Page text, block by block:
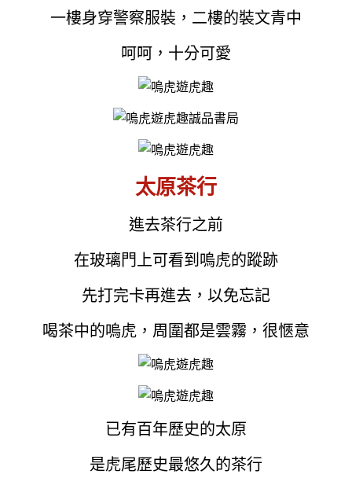
一樓身穿警察服裝，二樓的裝文青中
呵呵，十分可愛
太原茶行
進去茶行之前
在玻璃門上可看到嗚虎的蹤跡
先打完卡再進去，以免忘記
喝茶中的嗚虎，周圍都是雲霧，很愜意
已有百年歷史的太原
是虎尾歷史最悠久的茶行